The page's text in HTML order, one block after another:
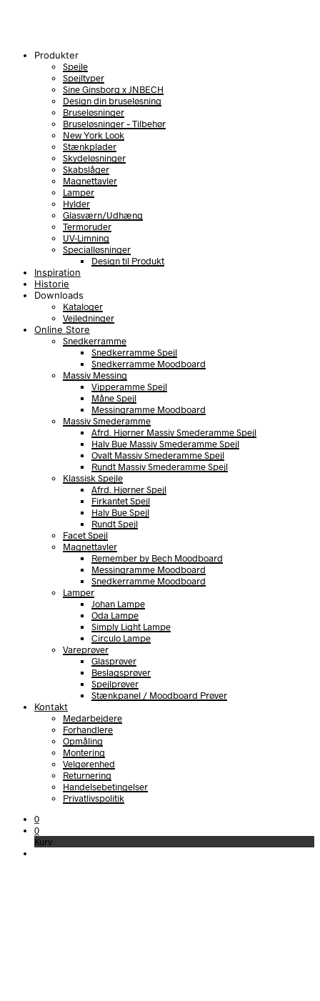
Produkter
Spejle
Spejltyper
Sine Ginsborg x JNBECH
Design din bruseløsning
Bruseløsninger
Bruseløsninger – Tilbehør
New York Look
Stænkplader
Skydeløsninger
Skabslåger
Magnettavler
Lamper
Hylder
Glasværn/Udhæng
Termoruder
UV-Limning
Specialløsninger
Design til Produkt
Inspiration
Historie
Downloads
Kataloger
Vejledninger
Online Store
Snedkerramme
Snedkerramme Spejl
Snedkerramme Moodboard
Massiv Messing
Vipperamme Spejl
Måne Spejl
Messingramme Moodboard
Massiv Smederamme
Afrd. Hjørner Massiv Smederamme Spejl
Halv Bue Massiv Smederamme Spejl
Ovalt Massiv Smederamme Spejl
Rundt Massiv Smederamme Spejl
Klassisk Spejle
Afrd. Hjørner Spejl
Firkantet Spejl
Halv Bue Spejl
Rundt Spejl
Facet Spejl
Magnettavler
Remember by Bech Moodboard
Messingramme Moodboard
Snedkerramme Moodboard
Lamper
Johan Lampe
Oda Lampe
Simply Light Lampe
Circulo Lampe
Vareprøver
Glasprøver
Beslagsprøver
Spejlprøver
Stænkpanel / Moodboard Prøver
Kontakt
Medarbejdere
Forhandlere
Opmåling
Montering
Velgørenhed
Returnering
Handelsebetingelser
Privatlivspolitik
0
0
Kurv